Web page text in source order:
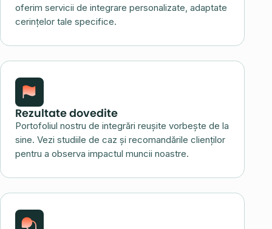
oferim servicii de integrare personalizate, adaptate
cerințelor tale specifice.
Rezultate dovedite
Portofoliul nostru de integrări reușite vorbește de la
sine. Vezi studiile de caz și recomandările clienților
pentru a observa impactul muncii noastre.